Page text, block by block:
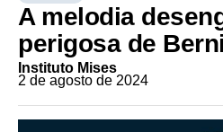
A melodia
perigosa de
Instituto Mises
2 de agosto de 2024